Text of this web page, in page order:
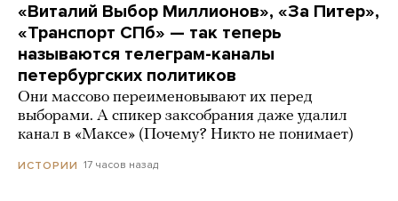
«Виталий Выбор Миллионов», «За Питер»,
«Транспорт СПб» — так теперь
называются телеграм-каналы
петербургских политиков
Они массово переименовывают их перед
выборами. А спикер заксобрания даже удалил
канал в «Максе» (Почему? Никто не понимает)
ИСТОРИИ 17 часов назад